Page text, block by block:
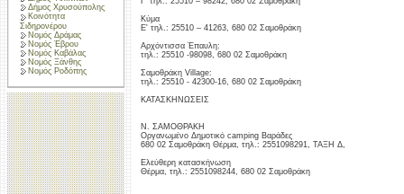
Δήμος Χρυσούπολης
Κοινότητα
Σιδηρονέρου
Νομός Δράμας
Νομός Έβρου
Νομός Καβάλας
Νομός Ξάνθης
Νομός Ροδόπης
Κύμα
Ε' τηλ.: 25510 – 41263, 680 02 Σαμοθράκη
Αρχόντισσα Έπαυλη:
τηλ.: 25510 -98098, 680 02 Σαμοθράκη
Σαμοθράκη Village:
τηλ.: 25510 - 42300-16, 680 02 Σαμοθράκη
ΚΑΤΑΣΚΗΝΩΣΕΙΣ
Ν. ΣΑΜΟΘΡΑΚΗ
Οργανωμένο Δημοτικό camping Βαράδες
680 02 Σαμοθράκη Θέρμα, τηλ.: 2551098291, ΤΑΞΗ Δ,
Ελεύθερη κατασκήνωση
Θέρμα, τηλ.: 2551098244, 680 02 Σαμοθράκη